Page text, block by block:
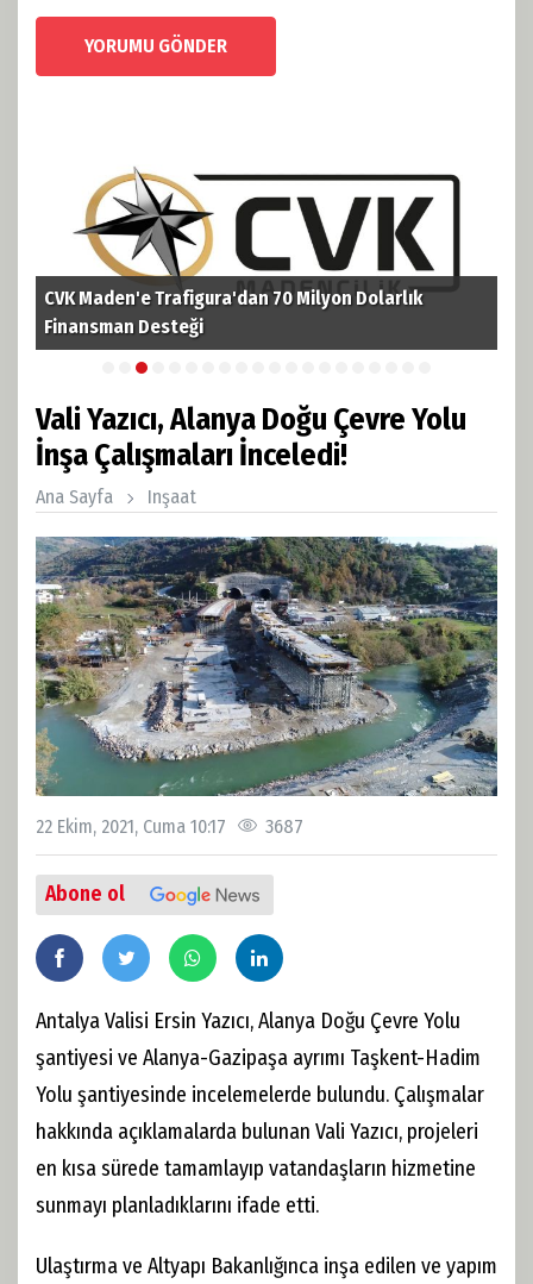
YORUMU GÖNDER
CVK Maden'e Trafigura'dan 70 Milyon Dolarlık
Finansman Desteği
Vali Yazıcı, Alanya Doğu Çevre Yolu
İnşa Çalışmaları İnceledi!
Ana Sayfa Inşaat
22 Ekim, 2021, Cuma 10:17 3687
Abone ol
Antalya Valisi Ersin Yazıcı, Alanya Doğu Çevre Yolu
şantiyesi ve Alanya-Gazipaşa ayrımı Taşkent-Hadim
Yolu şantiyesinde incelemelerde bulundu. Çalışmalar
hakkında açıklamalarda bulunan Vali Yazıcı, projeleri
en kısa sürede tamamlayıp vatandaşların hizmetine
sunmayı planladıklarını ifade etti.
Ulaştırma ve Altyapı Bakanlığınca inşa edilen ve yapım